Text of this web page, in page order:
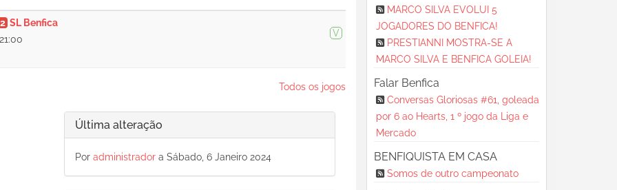
V
2 SL Benfica
Todos os jogos
Última alteração
Por administradora Sábado, 6 Janeiro 2024
MARCO SILVA EVOLUI 5
JOGADORES DO BENFICA!
PRESTIANNI MOSTRA-SE A
MARCO SILVA E BENFICA GOLEIA!
Falar Benfica
Conversas Gloriosas #61, goleada
por 6 ao Hearts, 1 º jogo da Liga e
Mercado
BENFIQUISTA EM CASA
Somos de outro campeonato